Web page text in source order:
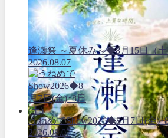
逢瀬祭 ～夏休み～◆8月15日（土
2026.08.07
うねめでShow2026◆8月7日(金)･
2026.08.07